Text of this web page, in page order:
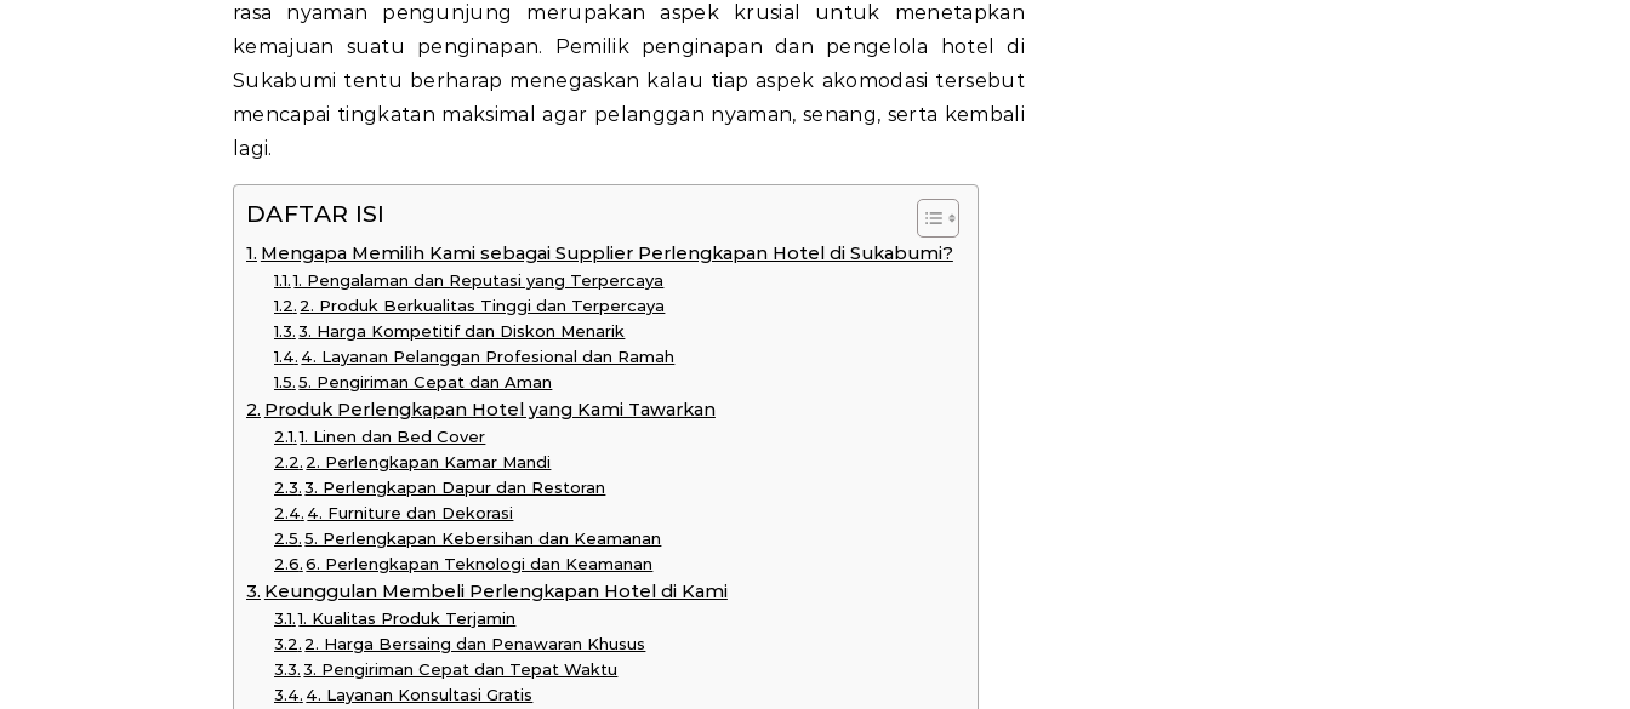
rasa nyaman pengunjung merupakan aspek krusial untuk menetapkan
kemajuan suatu penginapan. Pemilik penginapan dan pengelola hotel di
Sukabumi tentu berharap menegaskan kalau tiap aspek akomodasi tersebut
mencapai tingkatan maksimal agar pelanggan nyaman, senang, serta kembali
lagi.
DAFTAR ISI
Mengapa Memilih Kami sebagai Supplier Perlengkapan Hotel di Sukabumi?
1. Pengalaman dan Reputasi yang Terpercaya
2. Produk Berkualitas Tinggi dan Terpercaya
3. Harga Kompetitif dan Diskon Menarik
4. Layanan Pelanggan Profesional dan Ramah
5. Pengiriman Cepat dan Aman
Produk Perlengkapan Hotel yang Kami Tawarkan
1. Linen dan Bed Cover
2. Perlengkapan Kamar Mandi
3. Perlengkapan Dapur dan Restoran
4. Furniture dan Dekorasi
5. Perlengkapan Kebersihan dan Keamanan
6. Perlengkapan Teknologi dan Keamanan
Keunggulan Membeli Perlengkapan Hotel di Kami
1. Kualitas Produk Terjamin
2. Harga Bersaing dan Penawaran Khusus
3. Pengiriman Cepat dan Tepat Waktu
4. Layanan Konsultasi Gratis